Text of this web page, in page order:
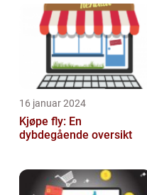
16 januar 2024
Kjøpe fly: En
dybdegående oversikt